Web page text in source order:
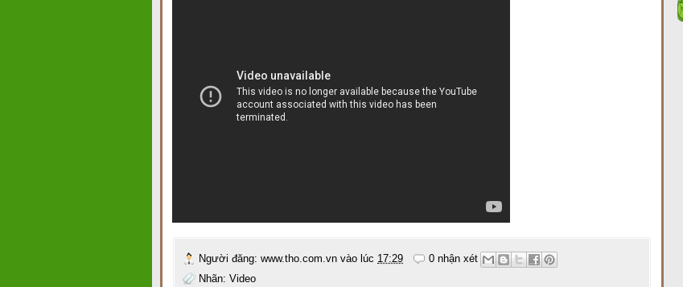
Người đăng: www.tho.com.vn vào lúc 17:29
0 nhận xét
Nhãn: Video